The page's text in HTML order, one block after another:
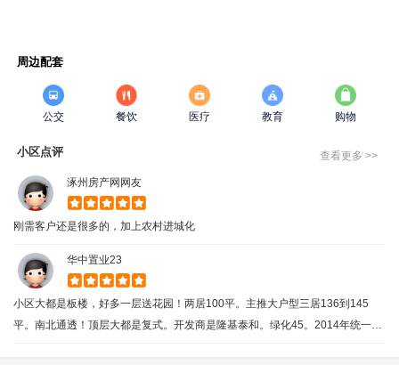
周边配套
公交 餐饮 医疗 教育 购物
小区点评 查看更多 >>
涿州房产网网友
刚需客户还是很多的，加上农村进城化
华中置业23
小区大都是板楼，好多一层送花园！两居100平。主推大户型三居136到145
平。南北通透！顶层大都是复式。开发商是隆基泰和。绿化45。2014年统一交